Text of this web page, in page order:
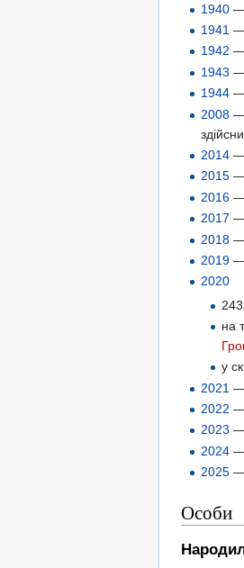
1940 —
1941 —
1942 —
1943 —
1944 —
2008 —
2014 —
2015 —
2016 —
2017 —
2018 —
2019 —
2020
на
у
2021 —
2022 —
2023 —
2024 —
2025 —
Особи